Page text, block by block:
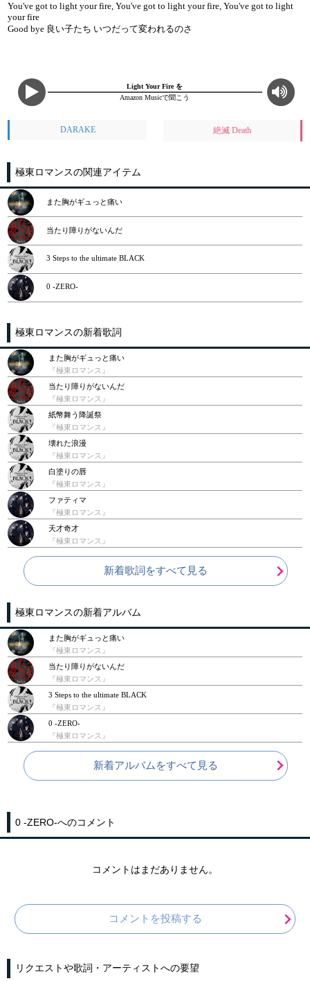
You've got to light your fire, You've got to light your fire, You've got to light
your fire
Good bye 良い子たち いつだって変われるのさ
Light Your Fire を
Amazon Musicで聞こう
DARAKE 絶滅 Death
極東ロマンスの関連アイテム
また胸がギュっと痛い
当たり障りがないんだ
3 Steps to the ultimate BLACK
0 -ZERO-
極東ロマンスの新着歌詞
また胸がギュっと痛い
『極東ロマンス』
当たり障りがないんだ
『極東ロマンス』
紙幣舞う降誕祭
『極東ロマンス』
壊れた浪漫
『極東ロマンス』
白塗りの唇
『極東ロマンス』
ファティマ
『極東ロマンス』
天才奇才
『極東ロマンス』
新着歌詞をすべて見る
極東ロマンスの新着アルバム
また胸がギュっと痛い
『極東ロマンス』
当たり障りがないんだ
『極東ロマンス』
3 Steps to the ultimate BLACK
『極東ロマンス』
0 -ZERO-
『極東ロマンス』
新着アルバムをすべて見る
0 -ZERO-へのコメント
コメントはまだありません。
コメントを投稿する
リクエストや歌詞・アーティストへの要望